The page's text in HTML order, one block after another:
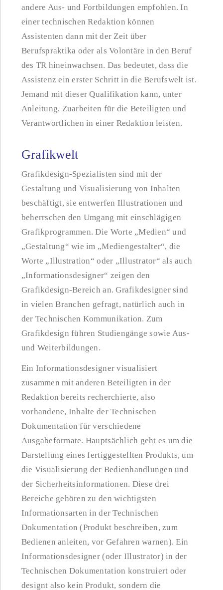
andere Aus- und Fortbildungen empfohlen. In
einer technischen Redaktion können
Assistenten dann mit der Zeit über
Berufspraktika oder als Volontäre in den Beruf
des TR hineinwachsen. Das bedeutet, dass die
Assistenz ein erster Schritt in die Berufswelt ist.
Jemand mit dieser Qualifikation kann, unter
Anleitung, Zuarbeiten für die Beteiligten und
Verantwortlichen in einer Redaktion leisten.
Grafikwelt
Grafikdesign-Spezialisten sind mit der
Gestaltung und Visualisierung von Inhalten
beschäftigt, sie entwerfen Illustrationen und
beherrschen den Umgang mit einschlägigen
Grafikprogrammen. Die Worte „Medien“ und
„Gestaltung“ wie im „Mediengestalter“, die
Worte „Illustration“ oder „Illustrator“ als auch
„Informationsdesigner“ zeigen den
Grafikdesign-Bereich an. Grafikdesigner sind
in vielen Branchen gefragt, natürlich auch in
der Technischen Kommunikation. Zum
Grafikdesign führen Studiengänge sowie Aus-
und Weiterbildungen.
Ein Informationsdesigner visualisiert
zusammen mit anderen Beteiligten in der
Redaktion bereits recherchierte, also
vorhandene, Inhalte der Technischen
Dokumentation für verschiedene
Ausgabeformate. Hauptsächlich geht es um die
Darstellung eines fertiggestellten Produkts, um
die Visualisierung der Bedienhandlungen und
der Sicherheitsinformationen. Diese drei
Bereiche gehören zu den wichtigsten
Informationsarten in der Technischen
Dokumentation (Produkt beschreiben, zum
Bedienen anleiten, vor Gefahren warnen). Ein
Informationsdesigner (oder Illustrator) in der
Technischen Dokumentation konstruiert oder
designt also kein Produkt, sondern die